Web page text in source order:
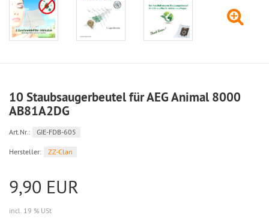
10 Staubsaugerbeutel für AEG Animal 8000
AB81A2DG
Art.Nr.: GIE-FDB-605
Hersteller: ZZ-Clan
9,90 EUR
incl. 19 % USt